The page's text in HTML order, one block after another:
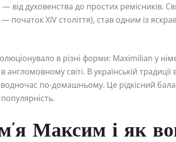
— від духовенства до простих ремісників.
— початок XIV століття), став одним із
в різні форми: Maximilian у
англомовному світі. В українській
по-домашньому. Це рідкісний
Максим і як